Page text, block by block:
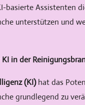
basierte Assistenten
unterstützen und
KI in der
(KI)hat das
grundlegend zu